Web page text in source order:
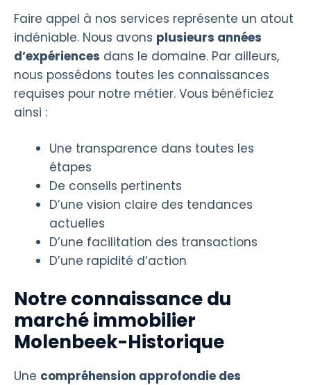
Faire appel à nos services représente un atout
indéniable. Nous avons plusieurs années
d’expériences dans le domaine. Par ailleurs,
nous possédons toutes les connaissances
requises pour notre métier. Vous bénéficiez
ainsi :
Une transparence dans toutes les
étapes
De conseils pertinents
D’une vision claire des tendances
actuelles
D’une facilitation des transactions
D’une rapidité d’action
Notre connaissance du
marché immobilier
Molenbeek-Historique
Une compréhension approfondie des